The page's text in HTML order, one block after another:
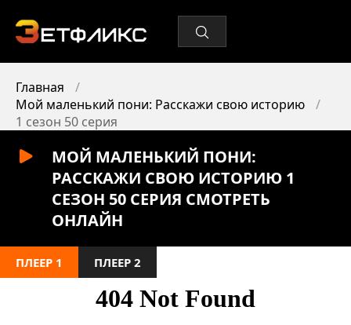
Главная
Мой маленький пони: Расскажи свою историю
1 сезон 50 серия
МОЙ МАЛЕНЬКИЙ ПОНИ:
РАССКАЖИ СВОЮ ИСТОРИЮ 1
СЕЗОН 50 СЕРИЯ СМОТРЕТЬ
ОНЛАЙН
ПЛЕЕР 1 ПЛЕЕР 2